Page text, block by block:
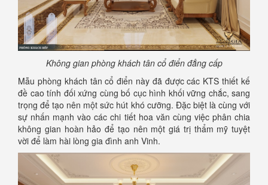
Không gian phòng khách tân cổ điển đẳng cấp
Mẫu phòng khách tân cổ điển này đã được các KTS thiết kế
đề cao tính đối xứng cùng bố cục hình khối vững chắc, sang
trọng để tạo nên một sức hút khó cưỡng. Đặc biệt là cùng với
sự nhấn mạnh vào các chi tiết hoa văn cùng việc phân chia
không gian hoàn hảo để tạo nên một giá trị thẩm mỹ tuyệt
vời để làm hài lòng gia đình anh Vinh.